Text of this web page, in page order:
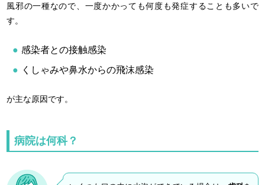
風邪の一種なので、一度かかっても何度も発症することも多いで
す。
感染者との接触感染
くしゃみや鼻水からの飛沫感染
が主な原因です。
病院は何科？